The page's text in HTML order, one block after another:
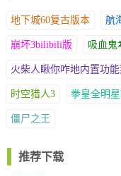
害。
地下城60复古版本 航
崩坏3bilibili版 吸血鬼
火柴人瞅你咋地内置功
时空猎人3 拳皇全明
僵尸之王
推荐下载